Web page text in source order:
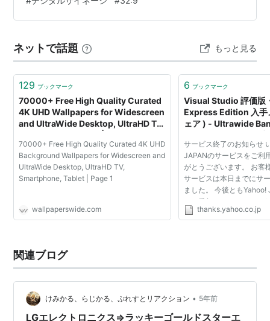
事。 例の激安デジタルサイネージ、HomeAssistantの表
示に使おうと思って買ったんだけど、解像度が低くかっ
い買ってAtmoph Windowぽく使うかとテスト中 http…
ネットで話題 もっと見る
129 ブックマーク
70000+ Free High Quality Curated
4K UHD Wallpapers for Widescreen
and UltraWide Desktop, UltraHD TV,
70000+ Free High Quality Curated 4K UHD
Background Wallpapers for Widescreen and
UltraWide Desktop, UltraHD TV,
Smartphone, Tablet | Page 1
wallpaperswide.com
6 ブックマーク
Visual Studio 評価版
Express Edition 入手
ェア ) - Ultrawide
サービス終了のお知らせ
JAPANのサービスをご利
がとうございます。 お客
サービスは本日までにサ
ました。 今後ともYahoo!
をご愛顧くださいますよ
いたします。
thanks.yahoo.co.jp
関連ブログ
けみかる、らじかる、ぷれすとリアクション • 5年前
LGエレクトロニクス⇒ラッキーゴールドスターエ